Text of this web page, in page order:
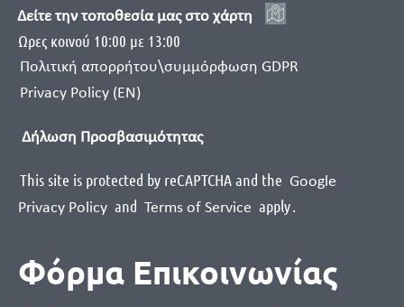
Δείτε την τοποθεσία μας στο χάρτη
Ωρες κοινού 10:00 με 13:00
Πολιτική απορρήτου\συμμόρφωση GDPR
Privacy Policy (EN)
Δήλωση Προσβασιμότητας
This site is protected by reCAPTCHA and the Google
Privacy Policy and Terms of Service apply.
Φόρμα Επικοινωνίας